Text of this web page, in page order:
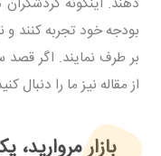
بودجه خود تجربه کنند و
بر طرف نمایند. اگر
از مقاله نیز ما را دنبال
بازار